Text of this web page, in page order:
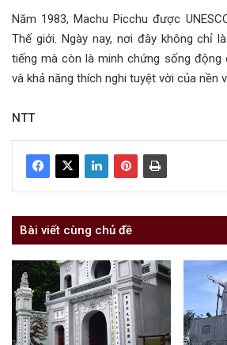
Năm 1983, Machu Picchu được
Thế giới. Ngày nay, nơi đây không chỉ
tiếng mà còn là minh chứng sống động
và khả năng thích nghi tuyệt vời của nền
NTT
Bài viết cùng chủ đề